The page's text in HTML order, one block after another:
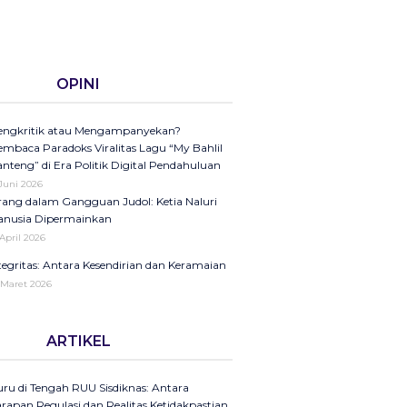
OPINI
atau Mengampanyekan?
Paradoks Viralitas Lagu “My Bahlil
di Era Politik Digital Pendahuluan
2026
dalam Gangguan Judol: Ketia Naluri
Dipermainkan
2026
Antara Kesendirian dan Keramaian
2026
Koran ke Panggung Radio Serta
ARTIKEL
di Tengah RUU Sisdiknas: Antara